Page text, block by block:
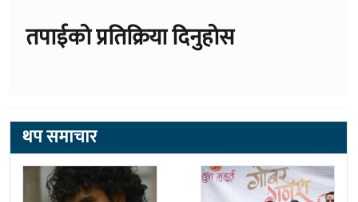
तपाईको प्रतिक्रिया दिनुहोस
थप समाचार